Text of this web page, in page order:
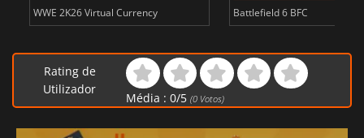
WWE 2K26 Virtual Currency Battlefield 6 BFC
Rating de
Utilizador
Média : 0/5 (0Votos)